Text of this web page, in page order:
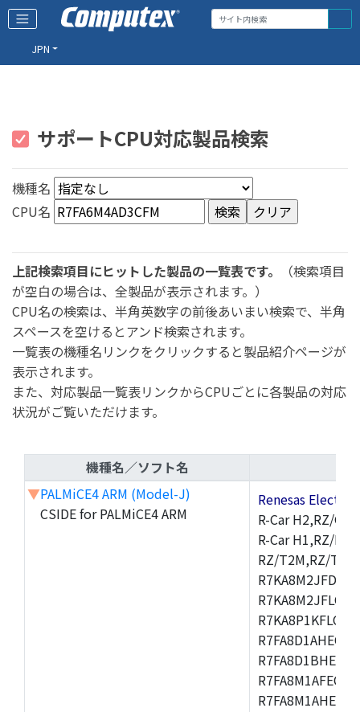
JPN
サポートCPU対応製品検索
機種名
CPU名
上記検索項目にヒットした製品の一覧表です。
（検索項目
が空白の場合は、全製品が表示されます。）
CPU名の検索は、半角英数字の前後あいまい検索で、半角
スペースを空けるとアンド検索されます。
一覧表の機種名リンクをクリックすると製品紹介ページが
表示されます。
また、対応製品一覧表リンクからCPUごとに各製品の対応
状況がご覧いただけます。
機種名／ソフト名
▼PALMiCE4 ARM (Model-J)
CSIDE for PALMiCE4 ARM
Renesas
R-Car H2,RZ/
R-Car H1,RZ/
RZ/T2M,RZ/